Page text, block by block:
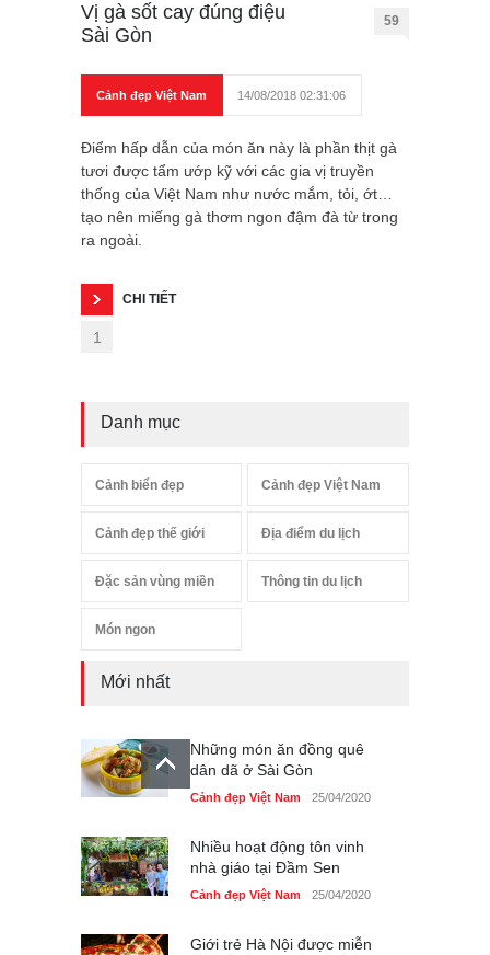
Vị gà sốt cay đúng điệu
Sài Gòn
59
Cảnh đẹp Việt Nam 14/08/2018 02:31:06
Điểm hấp dẫn của món ăn này là phần thịt gà
tươi được tẩm ướp kỹ với các gia vị truyền
thống của Việt Nam như nước mắm, tỏi, ớt…
tạo nên miếng gà thơm ngon đậm đà từ trong
ra ngoài.
CHI TIẾT
1
Danh mục
Cảnh biển đẹp Cảnh đẹp Việt Nam
Cảnh đẹp thế giới Địa điểm du lịch
Đặc sản vùng miền Thông tin du lịch
Món ngon
Mới nhất
Những món ăn đồng quê
dân dã ở Sài Gòn
Cảnh đẹp Việt Nam 25/04/2020
Nhiều hoạt động tôn vinh
nhà giáo tại Đầm Sen
Cảnh đẹp Việt Nam 25/04/2020
Giới trẻ Hà Nội được miễn